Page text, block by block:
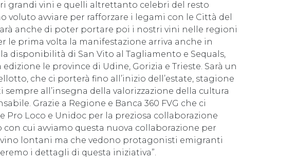
grandi vini e quelli altrettanto celebri del resto
voluto avviare per rafforzare i legami con le Città del
anche di poter portare poi i nostri vini nelle regioni
le prima volta la manifestazione arriva anche in
disponibilità di San Vito al Tagliamento e Sequals,
le province di Udine, Gorizia e Trieste. Sarà un
che ci porterà fino all’inizio dell’estate, stagione
all’insegna della valorizzazione della cultura
Grazie a Regione e Banca 360 FVG che ci
Pro Loco e Unidoc per la preziosa collaborazione
cui avviamo questa nuova collaborazione per
lontani ma che vedono protagonisti emigranti
i dettagli di questa iniziativa”.